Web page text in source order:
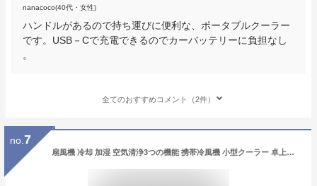
nanacoco(40代・女性)
ハンドルがあるので持ち運びに便利な、ポータブルクーラー
です。USB－Cで充電できるのでカーバッテリーに負担なし
。
全てのおすすめコメント（2件）
no. 7
扇風機 冷却 加湿 空気清浄3つの機能 携帯冷風機 小型クーラー 卓上クーラー ミニエアコンファン 扇風機 角度調整 卓上 静音 ポータブルエアコン 暑さ対策 熱中症対策 車中泊 小型 クーラー パーソナルクーラー 家庭用 暑さ対策 デスク 職場